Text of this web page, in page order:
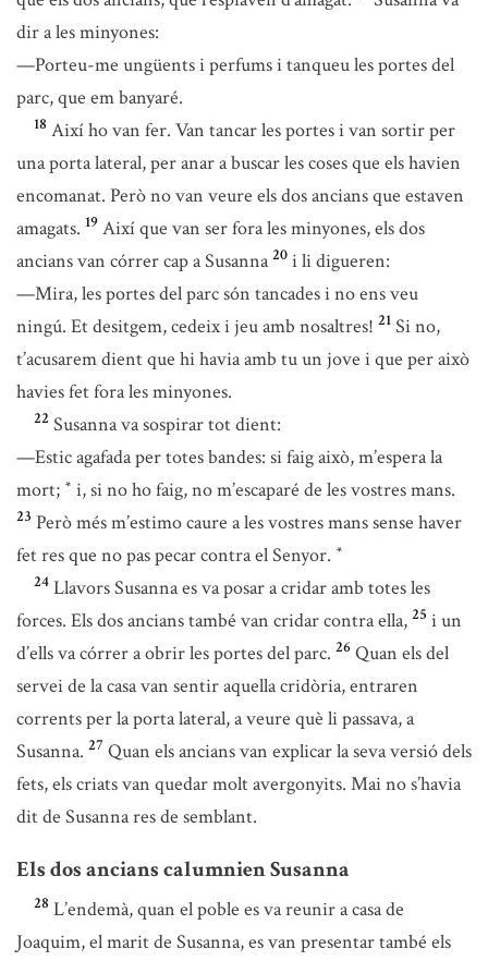
dir a les minyones:
—Porteu-me ungüents i perfums i tanqueu les portes del
parc, que em banyaré.
18 Així ho van fer. Van tancar les portes i van sortir per
una porta lateral, per anar a buscar les coses que els havien
encomanat. Però no van veure els dos ancians que estaven
amagats. 19 Així que van ser fora les minyones, els dos
ancians van córrer cap a Susanna 20 i li digueren:
—Mira, les portes del parc són tancades i no ens veu
ningú. Et desitgem, cedeix i jeu amb nosaltres! 21 Si no,
t’acusarem dient que hi havia amb tu un jove i que per això
havies fet fora les minyones.
22 Susanna va sospirar tot dient:
—Estic agafada per totes bandes: si faig això, m’espera la
mort; * i, si no ho faig, no m’escaparé de les vostres mans.
23 Però més m’estimo caure a les vostres mans sense haver
fet res que no pas pecar contra el Senyor. *
24 Llavors Susanna es va posar a cridar amb totes les
forces. Els dos ancians també van cridar contra ella, 25 i un
d’ells va córrer a obrir les portes del parc. 26 Quan els del
servei de la casa van sentir aquella cridòria, entraren
corrents per la porta lateral, a veure què li passava, a
Susanna. 27 Quan els ancians van explicar la seva versió dels
fets, els criats van quedar molt avergonyits. Mai no s’havia
dit de Susanna res de semblant.
Els dos ancians calumnien Susanna
28 L’endemà, quan el poble es va reunir a casa de
Joaquim, el marit de Susanna, es van presentar també els